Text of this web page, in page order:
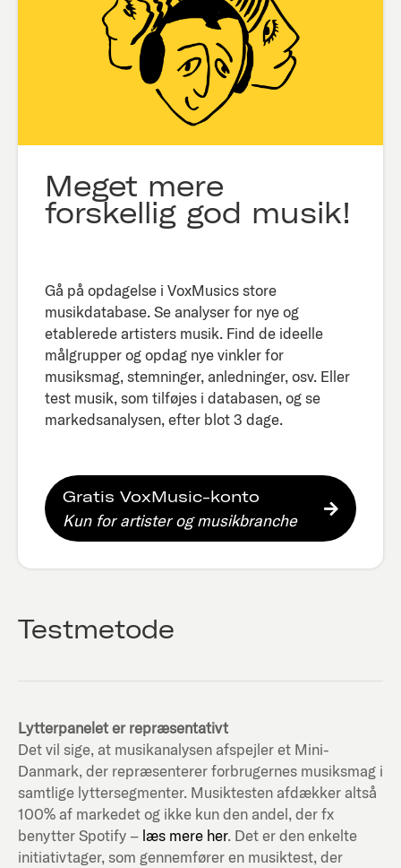
Meget mere
forskellig god musik!
Gå på opdagelse i VoxMusics store
musikdatabase. Se analyser for nye og
etablerede artisters musik. Find de ideelle
målgrupper og opdag nye vinkler for
musiksmag, stemninger, anledninger, osv. Eller
test musik, som tilføjes i databasen, og se
markedsanalysen, efter blot 3 dage.​
Gratis VoxMusic-konto
Kun for artister og musikbranche
Testmetode
Lytterpanelet er repræsentativt
Det vil sige, at musikanalysen afspejler et Mini-
Danmark, der repræsenterer forbrugernes musiksmag i
samtlige lyttersegmenter. Musiktesten afdækker altså
100% af markedet og ikke kun den andel, der fx
benytter Spotify – læs mere her. Det er den enkelte
initiativtager, som gennemfører en musiktest, der